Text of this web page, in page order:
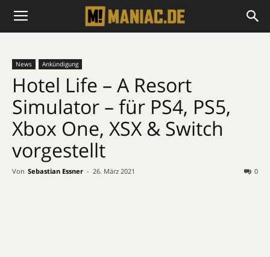
News Ankündigung
Hotel Life – A Resort
Simulator – für PS4, PS5,
Xbox One, XSX & Switch
vorgestellt
Von Sebastian Essner - 26. März 2021 0